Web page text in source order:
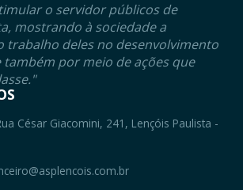
o servidor públicos de
mostrando à sociedade a
trabalho deles no desenvolvimento
por meio de ações que
César Giacomini, 241, Lençóis Paulista -